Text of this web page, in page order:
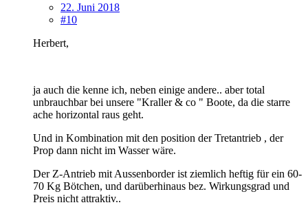
22. Juni 2018
#10
Herbert,
ja auch die kenne ich, neben einige andere.. aber total
unbrauchbar bei unsere "Kraller & co " Boote, da die starre
ache horizontal raus geht.
Und in Kombination mit den position der Tretantrieb , der
Prop dann nicht im Wasser wäre.
Der Z-Antrieb mit Aussenborder ist ziemlich heftig für ein 60-
70 Kg Bötchen, und darüberhinaus bez. Wirkungsgrad und
Preis nicht attraktiv..